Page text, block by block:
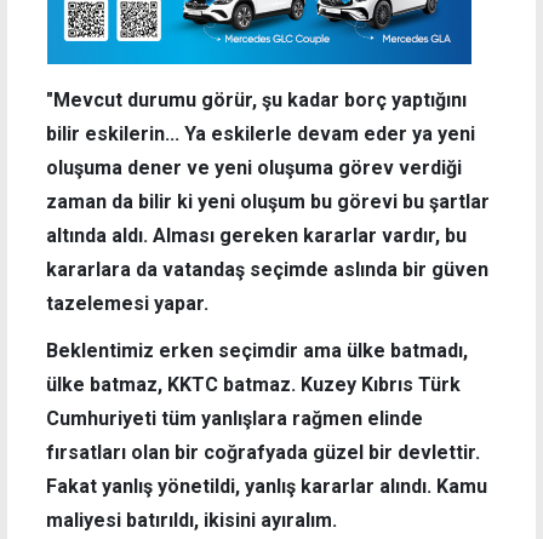
"Mevcut durumu görür, şu kadar borç yaptığını
bilir eskilerin... Ya eskilerle devam eder ya yeni
oluşuma dener ve yeni oluşuma görev verdiği
zaman da bilir ki yeni oluşum bu görevi bu şartlar
altında aldı. Alması gereken kararlar vardır, bu
kararlara da vatandaş seçimde aslında bir güven
tazelemesi yapar.
Beklentimiz erken seçimdir ama ülke batmadı,
ülke batmaz, KKTC batmaz. Kuzey Kıbrıs Türk
Cumhuriyeti tüm yanlışlara rağmen elinde
fırsatları olan bir coğrafyada güzel bir devlettir.
Fakat yanlış yönetildi, yanlış kararlar alındı. Kamu
maliyesi batırıldı, ikisini ayıralım.